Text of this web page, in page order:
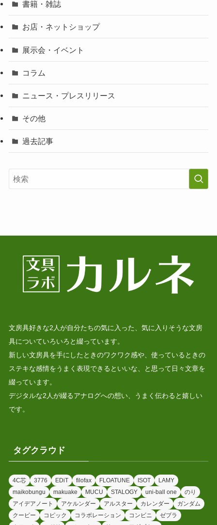
書籍・雑誌
お店・ネットショップ
展示会・イベント
コラム
ニュース・プレスリリース
その他
過去記事
文房具好きな2人が自分たちの気に入った、気に入りそうな文房
具についていろいろと綴っています。
新しい文房具を手にしたときのワクワク感や、使っているときの
ステキな感情をうまく表現できるといいな、と思って日々文章を
綴っています。
デジタルな2人が綴るアナログへの想い、うまく伝わると嬉しい
です。
タグクラウド
4C芯 3776 EDiT filofax FLOATUNE ISOT
LAMY
maikobungu
makuake MUCU STALOGY uni-ball one
のり
アイデアノート
アケルンダー アルスター カレンダー
ガンダム
クーピー
コピック コラボレーション コンビニ
ゼブラ